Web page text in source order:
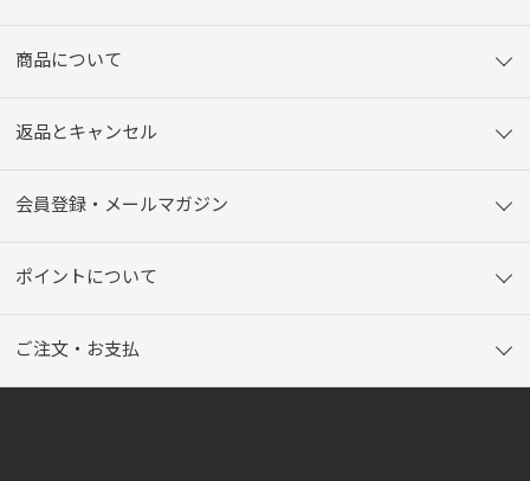
商品について
返品とキャンセル
会員登録・メールマガジン
ポイントについて
ご注文・お支払